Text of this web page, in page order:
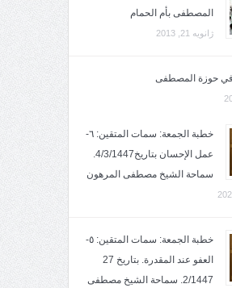
المصطفى بأم الحمام
ژانویه 21, 2013
في حوزة المصطفى
خطبة الجمعة: سمات المتقين: ٦-
عمل الإحسان بتاريخ4/3/1447.
سماحة الشيخ مصطفى المرهون
خطبة الجمعة: سمات المتقين: ٥-
العفو عند المقدرة. بتاريخ 27
2/1447. سماحة الشيخ مصطفى